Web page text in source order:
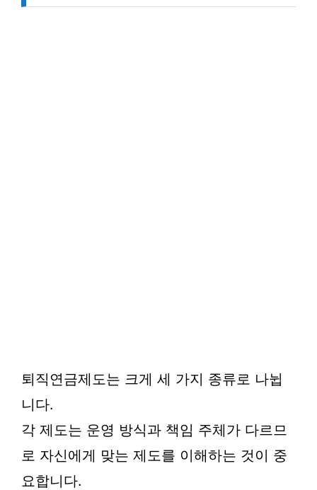
퇴직연금제도는 크게 세 가지 종류로 나뉩
니다.
각 제도는 운영 방식과 책임 주체가 다르므
로 자신에게 맞는 제도를 이해하는 것이 중
요합니다.